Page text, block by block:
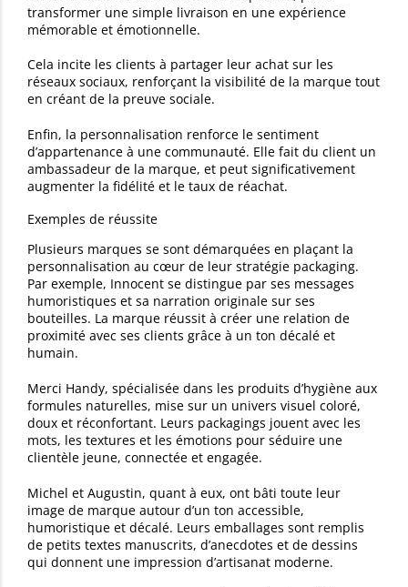
transformer une simple livraison en une expérience
mémorable et émotionnelle.
Cela incite les clients à partager leur achat sur les
réseaux sociaux, renforçant la visibilité de la marque tout
en créant de la preuve sociale.
Enfin, la personnalisation renforce le sentiment
d’appartenance à une communauté. Elle fait du client un
ambassadeur de la marque, et peut significativement
augmenter la fidélité et le taux de réachat.
Exemples de réussite
Plusieurs marques se sont démarquées en plaçant la
personnalisation au cœur de leur stratégie packaging.
Par exemple, Innocent se distingue par ses messages
humoristiques et sa narration originale sur ses
bouteilles. La marque réussit à créer une relation de
proximité avec ses clients grâce à un ton décalé et
humain.
Merci Handy, spécialisée dans les produits d’hygiène aux
formules naturelles, mise sur un univers visuel coloré,
doux et réconfortant. Leurs packagings jouent avec les
mots, les textures et les émotions pour séduire une
clientèle jeune, connectée et engagée.
Michel et Augustin, quant à eux, ont bâti toute leur
image de marque autour d’un ton accessible,
humoristique et décalé. Leurs emballages sont remplis
de petits textes manuscrits, d’anecdotes et de dessins
qui donnent une impression d’artisanat moderne.